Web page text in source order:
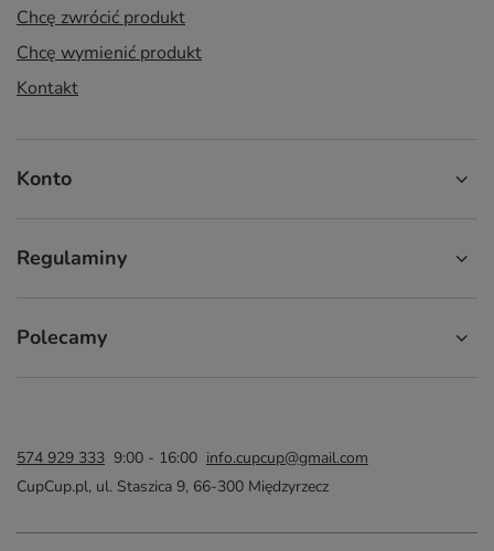
Chcę zwrócić produkt
Chcę wymienić produkt
Kontakt
Konto
Regulaminy
Polecamy
574 929 333 9:00 - 16:00 info.cupcup@gmail.com
CupCup.pl, ul. Staszica 9, 66-300 Międzyrzecz